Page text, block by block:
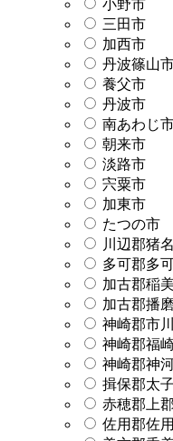
小野市
三田市
加西市
丹波篠山
養父市
丹波市
南あわじ
朝来市
淡路市
宍粟市
加東市
たつの市
川辺郡猪
多可郡多
加古郡稲
加古郡播
神崎郡市
神崎郡福
神崎郡神
揖保郡太
赤穂郡上
佐用郡佐